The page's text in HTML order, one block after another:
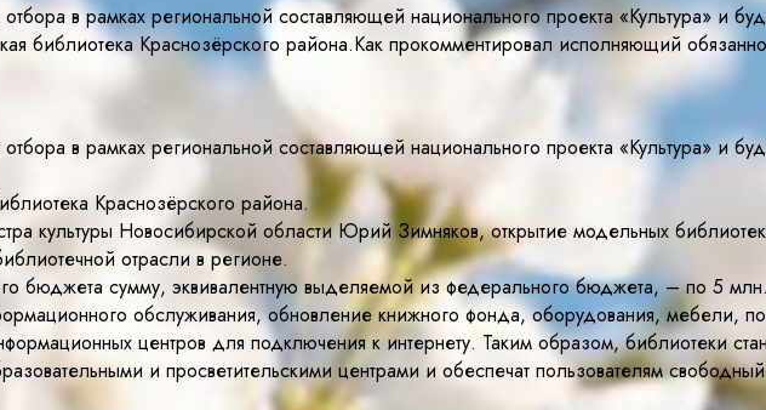
в рамках региональной составляющей национального проекта «Культура» и
библиотека Краснозёрского района.Как прокомментировал исполняющий
в рамках региональной составляющей национального проекта «Культура» и
Краснозёрского района.
культуры Новосибирской области Юрий Зимняков, открытие модельных
отрасли в регионе.
бюджета сумму, эквивалентную выделяемой из федерального бюджета, – по 5
обслуживания, обновление книжного фонда, оборудования, мебели,
центров для подключения к интернету. Таким образом, библиотеки
и просветительскими центрами и обеспечат пользователям